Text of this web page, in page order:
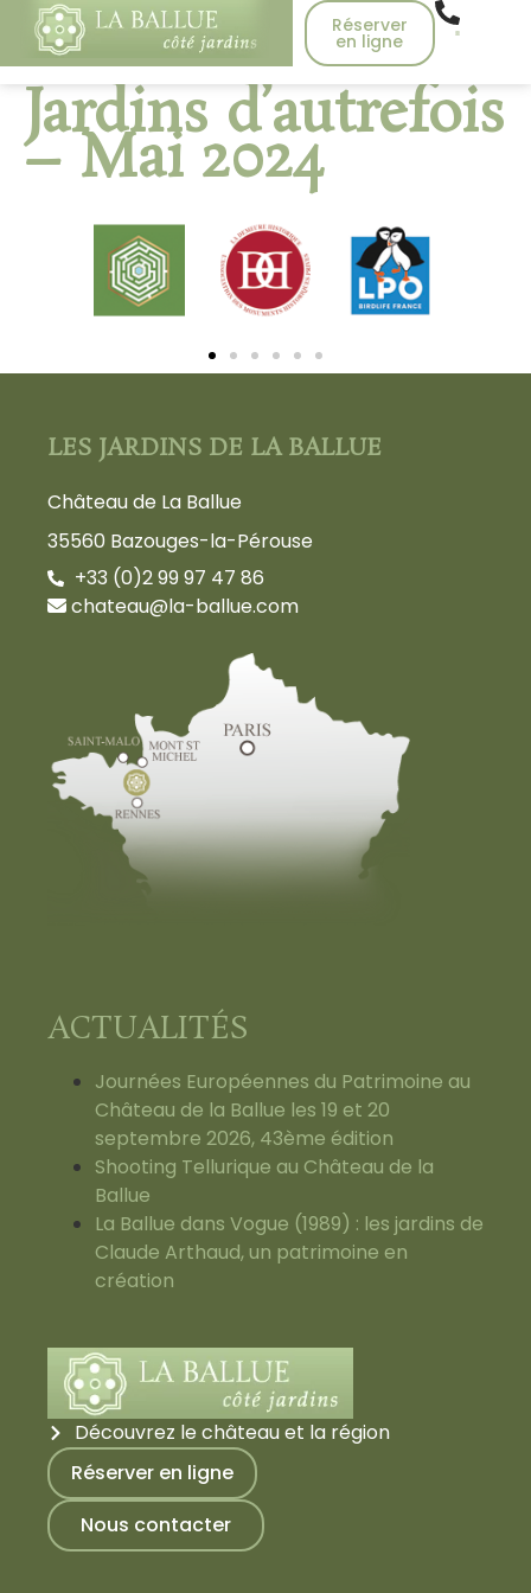
Réserver
en ligne
Jardins d’autrefois
– Mai 2024
LES JARDINS DE LA BALLUE
Château de La Ballue
35560 Bazouges-la-Pérouse
+33 (0)2 99 97 47 86
chateau@la-ballue.com
ACTUALITÉS
Journées Européennes du Patrimoine au
Château de la Ballue les 19 et 20
septembre 2026, 43ème édition
Shooting Tellurique au Château de la
Ballue
La Ballue dans Vogue (1989) : les jardins de
Claude Arthaud, un patrimoine en
création
Découvrez le château et la région
Réserver en ligne
Nous contacter